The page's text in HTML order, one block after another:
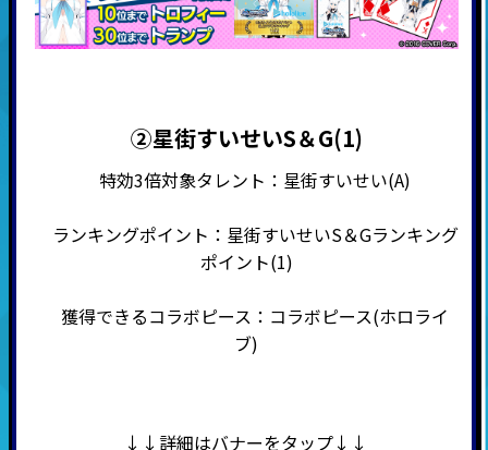
②星街すいせいS＆G(1)
特効3倍対象タレント：星街すいせい(A)
ランキングポイント：星街すいせいS＆Gランキング
ポイント(1)
獲得できるコラボピース：コラボピース(ホロライ
ブ)
↓↓詳細はバナーをタップ↓↓